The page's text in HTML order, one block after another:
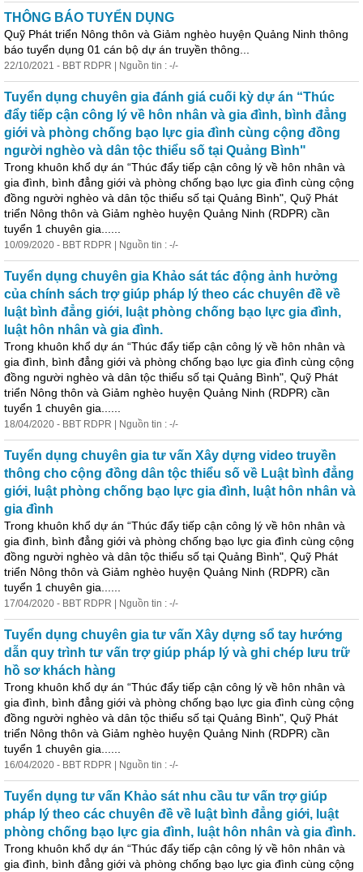
THÔNG BÁO TUYỂN DỤNG
Quỹ Phát triển Nông thôn và Giảm nghèo huyện Quảng Ninh thông
báo tuyển dụng 01 cán bộ dự án truyền thông...
22/10/2021 - BBT RDPR | Nguồn tin : -/-
Tuyển dụng chuyên gia đán h giá cuối kỳ dự án “Thúc
đẩy tiếp cận công lý về hôn nhân và gia đình, bình đẳng
giới và phòng chống bạo lực gia đình cùng cộng đồng
người nghèo và dân tộc thiểu số tại Quảng Bình"
Trong khuôn khổ dự án “Thúc đẩy tiếp cận công lý về hôn nhân và
gia đình, bình đẳng giới và phòng chống bạo lực gia đình cùng cộng
đồng người nghèo và dân tộc thiểu số tại Quảng Bình", Quỹ Phát
triển Nông thôn và Giảm nghèo huyện Quảng Ninh (RDPR) cần
tuyển 1 chuyên gia......
10/09/2020 - BBT RDPR | Nguồn tin : -/-
Tuyển dụng chuyên gia Khảo sát tác động ảnh hưởng
của chính sách trợ giúp pháp lý theo các chuyên đề về
luật bình đẳng giới, luật phòng chống bạo lực gia đình,
luật hôn nhân và gia đình.
Trong khuôn khổ dự án “Thúc đẩy tiếp cận công lý về hôn nhân và
gia đình, bình đẳng giới và phòng chống bạo lực gia đình cùng cộng
đồng người nghèo và dân tộc thiểu số tại Quảng Bình", Quỹ Phát
triển Nông thôn và Giảm nghèo huyện Quảng Ninh (RDPR) cần
tuyển 1 chuyên gia......
18/04/2020 - BBT RDPR | Nguồn tin : -/-
Tuyển dụng chuyên gia tư vấn Xây dựng video truyền
thông cho cộng đồng dân tộc thiểu số về Luật bình đẳng
giới, luật phòng chống bạo lực gia đình, luật hôn nhân và
gia đình
Trong khuôn khổ dự án “Thúc đẩy tiếp cận công lý về hôn nhân và
gia đình, bình đẳng giới và phòng chống bạo lực gia đình cùng cộng
đồng người nghèo và dân tộc thiểu số tại Quảng Bình", Quỹ Phát
triển Nông thôn và Giảm nghèo huyện Quảng Ninh (RDPR) cần
tuyển 1 chuyên gia......
17/04/2020 - BBT RDPR | Nguồn tin : -/-
Tuyển dụng chuyên gia tư vấn Xây dựng sổ tay hướng
dẫn quy trình tư vấn trợ giúp pháp lý và ghi chép lưu trữ
hồ sơ khách hàng
Trong khuôn khổ dự án “Thúc đẩy tiếp cận công lý về hôn nhân và
gia đình, bình đẳng giới và phòng chống bạo lực gia đình cùng cộng
đồng người nghèo và dân tộc thiểu số tại Quảng Bình", Quỹ Phát
triển Nông thôn và Giảm nghèo huyện Quảng Ninh (RDPR) cần
tuyển 1 chuyên gia......
16/04/2020 - BBT RDPR | Nguồn tin : -/-
Tuyển dụng tư vấn Khảo sát nhu cầu tư vấn trợ giúp
pháp lý theo các chuyên đề về luật bình đẳng giới, luật
phòng chống bạo lực gia đình, luật hôn nhân và gia đình.
Trong khuôn khổ dự án “Thúc đẩy tiếp cận công lý về hôn nhân và
gia đình, bình đẳng giới và phòng chống bạo lực gia đình cùng cộng